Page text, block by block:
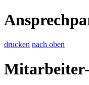
drucken nach oben